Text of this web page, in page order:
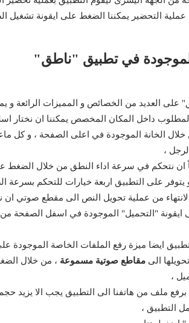
عملية التحضير يمكننا الضغط على ايقونة
في تطبيق "ناطق"
على العديد من الخصائص و المميزات الرائعة و
داخل المكان المخصص يمكننا ان نختار
الخانة الموجودة في اعلى الصفحة ، و كل
،
ان نتحكم في سرعة اداء النطق من خلال
يتوفر على التطبيق اربعة خيارات للتحكم بسرعة
الانتهاء من عملية تحويل النص الى مقطع صوتي
"التحميل" الموجودة في اسفل الصفحة من
ايضا ميزة رفع الملفات الخاصة
الى مقاطع صوتية مسموعة ، من خلال
،
التطبيق ،